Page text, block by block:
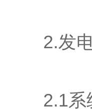
2.发
2.1系